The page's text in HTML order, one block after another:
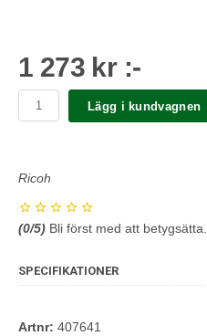
1 273 kr :-
Lägg i kundvagnen
Ricoh
(0/5) Bli först med att betygsätta.
SPECIFIKATIONER
Artnr: 407641